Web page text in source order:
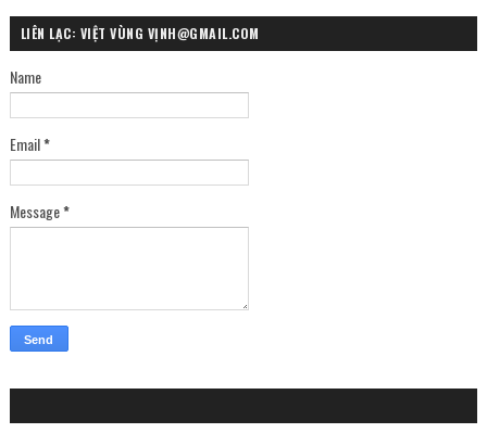
LIÊN LẠC: VIỆT VÙNG VỊNH@GMAIL.COM
Name
Email*
Message*